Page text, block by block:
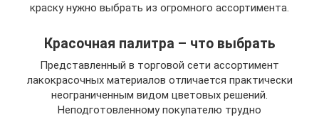
краску нужно выбрать из огромного ассортимента.
Красочная палитра – что выбрать
Представленный в торговой сети ассортимент
лакокрасочных материалов отличается практически
неограниченным видом цветовых решений.
Неподготовленному покупателю трудно